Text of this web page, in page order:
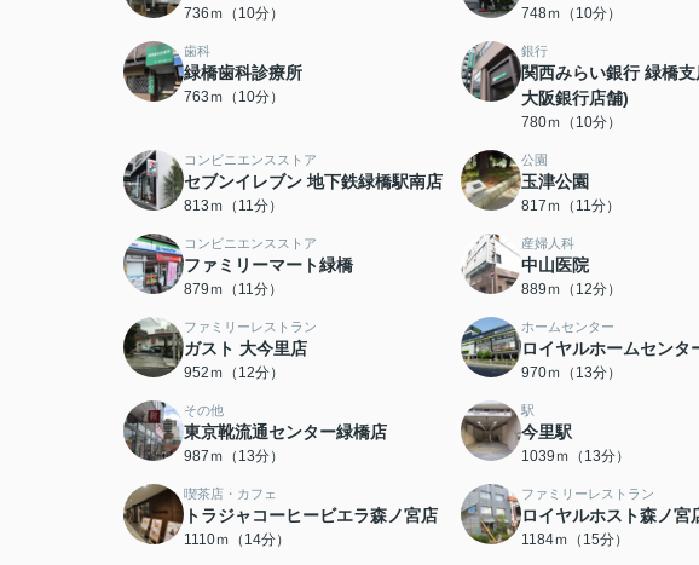
736ｍ（10分） 748ｍ（10分）
歯科
緑橋歯科診療所
763ｍ（10分）
銀行
関西みらい銀行 緑橋
大阪銀行店舗)
780ｍ（10分）
コンビニエンスストア
セブンイレブン 地下鉄緑橋駅南店
813ｍ（11分）
公園
玉津公園
817ｍ（11分）
コンビニエンスストア
ファミリーマート緑橋
879ｍ（11分）
産婦人科
中山医院
889ｍ（12分）
ファミリーレストラン
ガスト 大今里店
952ｍ（12分）
ホームセンター
ロイヤルホームセンタ
970ｍ（13分）
その他
東京靴流通センター緑橋店
987ｍ（13分）
駅
今里駅
1039ｍ（13分）
喫茶店・カフェ
トラジャコーヒービエラ森ノ宮店
1110ｍ（14分）
ファミリーレストラン
ロイヤルホスト森ノ宮
1184ｍ（15分）